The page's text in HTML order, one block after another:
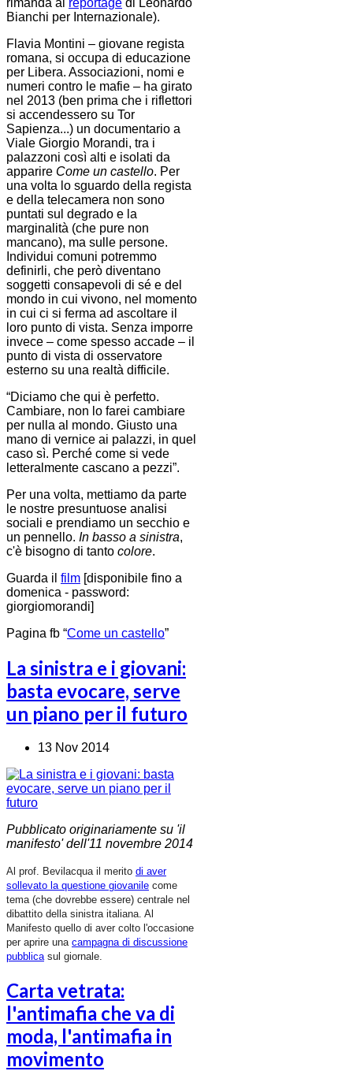
rimanda al reportage di Leonardo
Bianchi per Internazionale).
Flavia Montini – giovane regista
romana, si occupa di educazione
per Libera. Associazioni, nomi e
numeri contro le mafie – ha girato
nel 2013 (ben prima che i riflettori
si accendessero su Tor
Sapienza...) un documentario a
Viale Giorgio Morandi, tra i
palazzoni così alti e isolati da
apparire Come un castello. Per
una volta lo sguardo della regista
e della telecamera non sono
puntati sul degrado e la
marginalità (che pure non
mancano), ma sulle persone.
Individui comuni potremmo
definirli, che però diventano
soggetti consapevoli di sé e del
mondo in cui vivono, nel momento
in cui ci si ferma ad ascoltare il
loro punto di vista. Senza imporre
invece – come spesso accade – il
punto di vista di osservatore
esterno su una realtà difficile.
“Diciamo che qui è perfetto.
Cambiare, non lo farei cambiare
per nulla al mondo. Giusto una
mano di vernice ai palazzi, in quel
caso sì. Perché come si vede
letteralmente cascano a pezzi”.
Per una volta, mettiamo da parte
le nostre presuntuose analisi
sociali e prendiamo un secchio e
un pennello. In basso a sinistra,
c'è bisogno di tanto colore.
Guarda il film [disponibile fino a
domenica - password:
giorgiomorandi]
Pagina fb “Come un castello”
La sinistra e i giovani:
basta evocare, serve
un piano per il futuro
13 Nov 2014
Pubblicato originariamente su 'il
manifesto' dell'11 novembre 2014
Al prof. Bevilacqua il merito di aver
sollevato la questione giovanile come
tema (che dovrebbe essere) centrale nel
dibattito della sinistra italiana. Al
Manifesto quello di aver colto l'occasione
per aprire una campagna di discussione
pubblicasul giornale.
Carta vetrata:
l'antimafia che va di
moda, l'antimafia in
movimento